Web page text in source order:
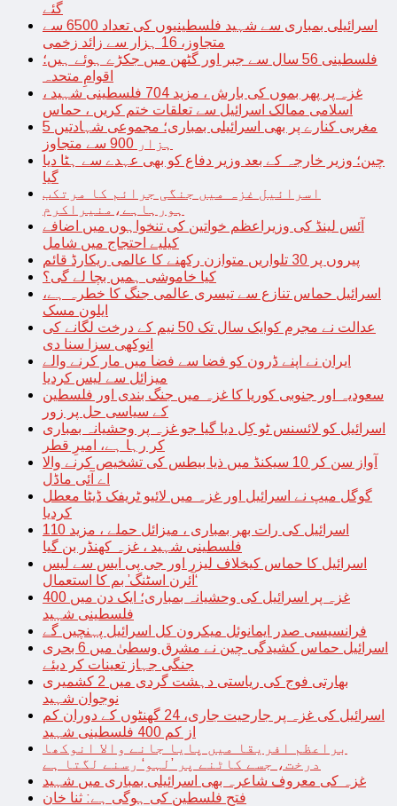
گئے
اسرائیلی بمباری سے شہید فلسطینیوں کی تعداد 6500 سے
متجاوز، 16 ہزار سے زائد زخمی
فلسطینی 56 سال سے جبر اور گٹھن میں جکڑے ہوئے ہیں؛
اقوامِ متحدہ
غزہ پر پھر بموں کی بارش ، مزید 704 فلسطینی شہید ،
اسلامی ممالک اسرائیل سے تعلقات ختم کریں ، حماس
مغربی کنارے پر بھی اسرائیلی بمباری؛ مجموعی شہادتیں 5
ہزار 900 سے متجاوز
چین؛ وزیر خارجہ کے بعد وزیر دفاع کو بھی عہدے سے ہٹا دیا
گیا
اسرائیل غزہ میں جنگی جرائم کا مرتکب
ہورہاہے،منیراکرم
آئس لینڈ کی وزیراعظم خواتین کی تنخواہوں میں اضافے
کیلیے احتجاج میں شامل
پیروں پر 30 تلواریں متوازن رکھنے کا عالمی ریکارڈ قائم
کیا خاموشی ہمیں بچا لے گی؟
اسرائیل حماس تنازع سے تیسری عالمی جنگ کا خطرہ ہے،
ایلون مسک
عدالت نے مجرم کوایک سال تک 50 نیم کے درخت لگانے کی
انوکھی سزا سنا دی
ایران نے اپنے ڈرون کو فضا سے فضا میں مار کرنے والے
میزائل سے لیس کردیا
سعودیہ اور جنوبی کوریا کا غزہ میں جنگ بندی اور فلسطین
کے سیاسی حل پر زور
اسرائیل کو لائسنس ٹو کِل دیا گیا جو غزہ پر وحشیانہ بمباری
کر رہا ہے، امیرِ قطر
آواز سن کر 10 سیکنڈ میں ذیا بیطس کی تشخیص کرنے والا
اے آئی ماڈل
گوگل میپ نے اسرائیل اور غزہ میں لائیو ٹریفک ڈیٹا معطل
کردیا
اسرائیل کی رات بھر بمباری ، میزائل حملے ، مزید 110
فلسطینی شہید ، غزہ کھنڈر بن گیا
اسرائیل کا حماس کیخلاف لیزر اور جی پی ایس سے لیس
‘آئرن اسٹنگ’ بم کا استعمال
غزہ پر اسرائیل کی وحشیانہ بمباری؛ ایک دن میں 400
فلسطینی شہید
فرانسیسی صدر ایمانوئل میکرون کل اسرائیل پہنچیں گے
اسرائیل حماس کشیدگی چین نے مشرق وسطیٰ میں 6 بحری
جنگی جہاز تعینات کر دیئے
بھارتی فوج کی ریاستی دہشت گردی میں 2 کشمیری
نوجوان شہید
اسرائیل کی غزہ پر جارحیت جاری، 24 گھنٹوں کے دوران کم
از کم 400 فلسطینی شہید
براعظم افریقا میں پایا جانے والا انوکھا
درخت، جسے کاٹنے پر ’لہو‘ رسنے لگتا ہے
غزہ کی معروف شاعرہ بھی اسرائیلی بمباری میں شہید
فتح فلسطین کی ہوگی ہے: ثنا خان